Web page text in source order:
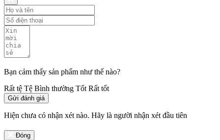
Bạn cảm thấy sản phẩm như thế nào?
Rất tệ Tệ Bình thường Tốt Rất tốt
Gửi đánh giá
Hiện chưa có nhận xét nào. Hãy là người nhận xét đầu tiên
Đóng